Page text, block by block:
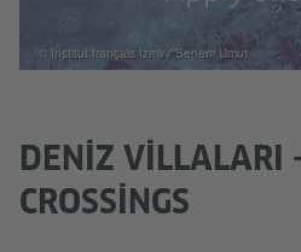
DENIZ VILLALARI
CROSSINGS
© Institut français Izmir / Senem Umut